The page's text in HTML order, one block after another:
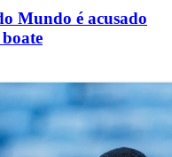
Mundo é acusado